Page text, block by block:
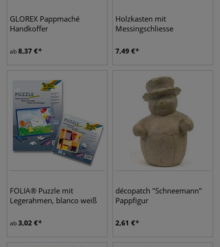
GLOREX Pappmaché
Handkoffer
ab8,37 €
Holzkasten mit
Messingschliesse
7,49 €
FOLIA® Puzzle mit
Legerahmen, blanco weiß
ab3,02 €
décopatch "Schneemann"
Pappfigur
2,61 €